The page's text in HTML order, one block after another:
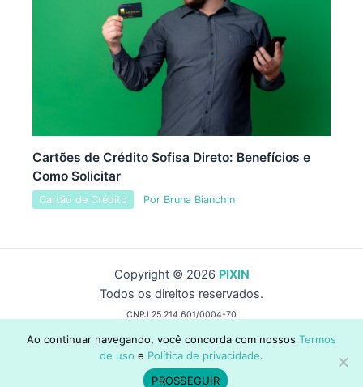
Cartões de Crédito Sofisa Direto: Benefícios e
Como Solicitar
Cartão de Crédito Por Bruna Bianchin
Copyright © 2026 PIXIN
Todos os direitos reservados.
CNPJ 25.214.601/0004-70
by Wise Capital Group
contato@pixin.com.br
Política de Privacidade ,Termos de Uso
Ao continuar navegando, você concorda com nossos Termos
de uso e Política de privacidade.
PROSSEGUIR